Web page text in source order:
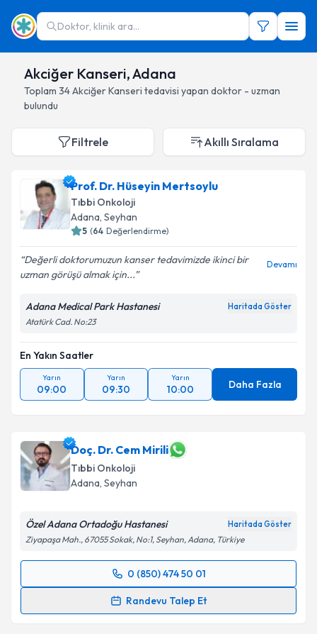
Doktor, klinik ara...
Akciğer Kanseri, Adana
Toplam 34Akciğer Kanseri tedavisi yapan doktor - uzman
bulundu
Filtrele Akıllı Sıralama
Prof. Dr. Hüseyin Mertsoylu
Tıbbi Onkoloji
Adana, Seyhan
5 (64 Değerlendirme)
Değerli doktorumuzun kanser tedavimizde ikinci bir
uzman görüşü almak için...
Devamı
Adana Medical Park Hastanesi Haritada Göster
Atatürk Cad. No:23
En Yakın Saatler
Yarın
09:00
Yarın
09:30
Yarın
10:00 Daha Fazla
Doç. Dr. Cem Mirili
Tıbbi Onkoloji
Adana, Seyhan
Özel Adana Ortadoğu Hastanesi Haritada Göster
Ziyapaşa Mah., 67055 Sokak, No:1, Seyhan, Adana, Türkiye
0 (850) 474 50 01
Randevu Talep Et
Randevu Takvimi Talebi